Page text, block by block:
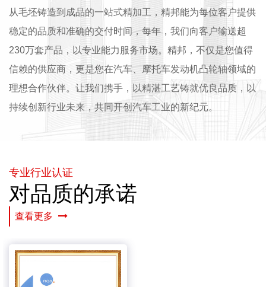
从毛坯铸造到成品的一站式精加工，精邦能为每位客户提供
稳定的品质和准确的交付时间，每年，我们向客户输送超
230万套产品，以专业能力服务市场。精邦，不仅是您值得
信赖的供应商，更是您在汽车、摩托车发动机凸轮轴领域的
理想合作伙伴。让我们携手，以精湛工艺铸就优良品质，以
持续创新行业未来，共同开创汽车工业的新纪元。
专业行业认证
对品质的承诺
查看更多